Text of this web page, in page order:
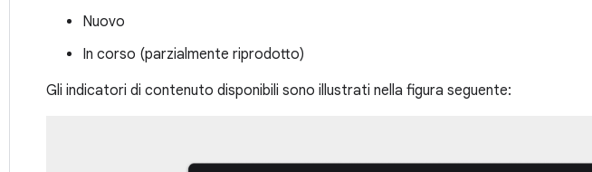
Nuovo
In corso (parzialmente riprodotto)
Gli indicatori di contenuto disponibili sono illustrati nella figura seguente: